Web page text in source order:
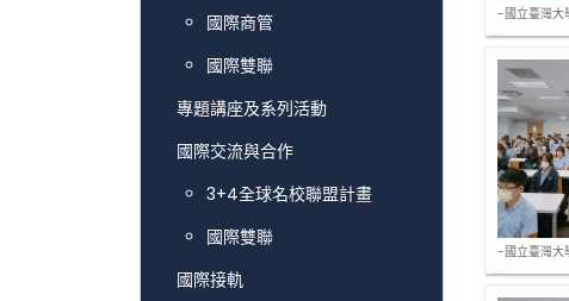
-國立臺灣大
-國立臺灣大
國際商管
國際雙聯
專題講座及系列活動
國際交流與合作
3+4全球名校聯盟計畫
國際雙聯
國際接軌